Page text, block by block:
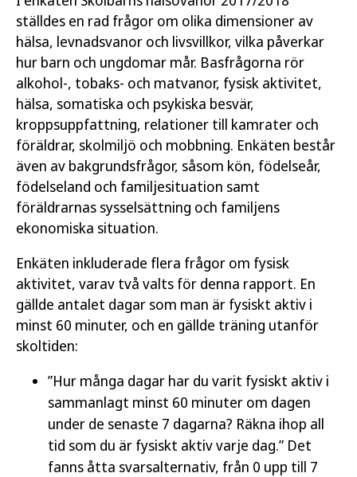
ställdes en rad frågor om olika dimensioner av
hälsa, levnadsvanor och livsvillkor, vilka påverkar
hur barn och ungdomar mår. Basfrågorna rör
alkohol-, tobaks- och matvanor, fysisk aktivitet,
hälsa, somatiska och psykiska besvär,
kroppsuppfattning, relationer till kamrater och
föräldrar, skolmiljö och mobbning. Enkäten består
även av bakgrundsfrågor, såsom kön, födelseår,
födelseland och familjesituation samt
föräldrarnas sysselsättning och familjens
ekonomiska situation.
Enkäten inkluderade flera frågor om fysisk
aktivitet, varav två valts för denna rapport. En
gällde antalet dagar som man är fysiskt aktiv i
minst 60 minuter, och en gällde träning utanför
skoltiden:
”Hur många dagar har du varit fysiskt aktiv i
sammanlagt minst 60 minuter om dagen
under de senaste 7 dagarna? Räkna ihop all
tid som du är fysiskt aktiv varje dag.” Det
fanns åtta svarsalternativ, från 0 upp till 7